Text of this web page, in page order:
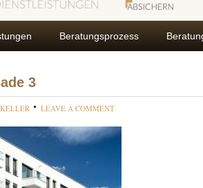
Beratungsprozess
3
LEAVE A COMMENT